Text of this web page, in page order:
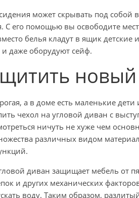
может скрывать под собой
С его помощью вы освободите
белья кладут в ящик
даже оборудуют сейф.
а в доме есть маленькие
чехол на угловой диван с
ничуть не хуже чем
различных видом
диван защищает мебель от
и других механических
воду. Таким образом,